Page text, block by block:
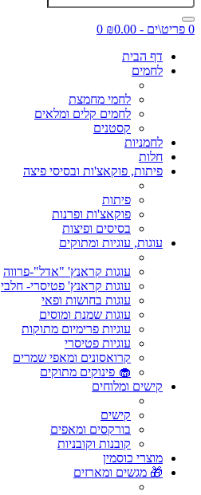
0 פריט\ים - ₪0.00
0
דף הבית
לחמים
לחמי מחמצת
לחמים קלים ומלאים
קסטנים
לחמניות
חלות
פיתות, פוקאצ'ות ובסיסי פיצה
פיתות
פוקאצ'ות ופרנות
בסיסים ופיצות
עוגות, עוגיות ומתוקים
עוגות קראנץ' "אדל"-פרווה
עוגות קראנץ' פטיסרי- חלבי
עוגות בחושות ופאי
עוגות שמנת ומוסים
עוגיות פרימיום מתוקות
עוגיות פטיסרי
קרואסונים ומאפי שמרים
🧁 פינוקים מתוקים
קישים ומלוחים
קישים
בורקסים ומאפים
קובנות וקובניות
מוצרי כוסמין
🎁 מגשים ומארזים